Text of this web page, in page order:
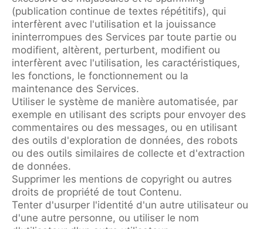
(publication continue de textes répétitifs), qui
interfèrent avec l'utilisation et la jouissance
ininterrompues des Services par toute partie ou
modifient, altèrent, perturbent, modifient ou
interfèrent avec l'utilisation, les caractéristiques,
les fonctions, le fonctionnement ou la
maintenance des Services.
Utiliser le système de manière automatisée, par
exemple en utilisant des scripts pour envoyer des
commentaires ou des messages, ou en utilisant
des outils d'exploration de données, des robots
ou des outils similaires de collecte et d'extraction
de données.
Supprimer les mentions de copyright ou autres
droits de propriété de tout Contenu.
Tenter d'usurper l'identité d'un autre utilisateur ou
d'une autre personne, ou utiliser le nom